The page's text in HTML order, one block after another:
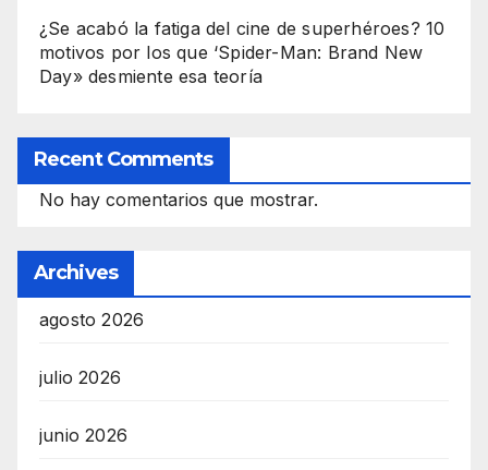
¿Se acabó la fatiga del cine de superhéroes? 10
motivos por los que ‘Spider-Man: Brand New
Day» desmiente esa teoría
Recent Comments
No hay comentarios que mostrar.
Archives
agosto 2026
julio 2026
junio 2026